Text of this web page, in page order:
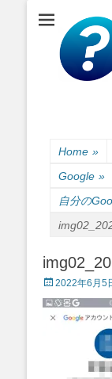
小さな会社
Home »
Google »
自分の
Posted
on
2022年6月5